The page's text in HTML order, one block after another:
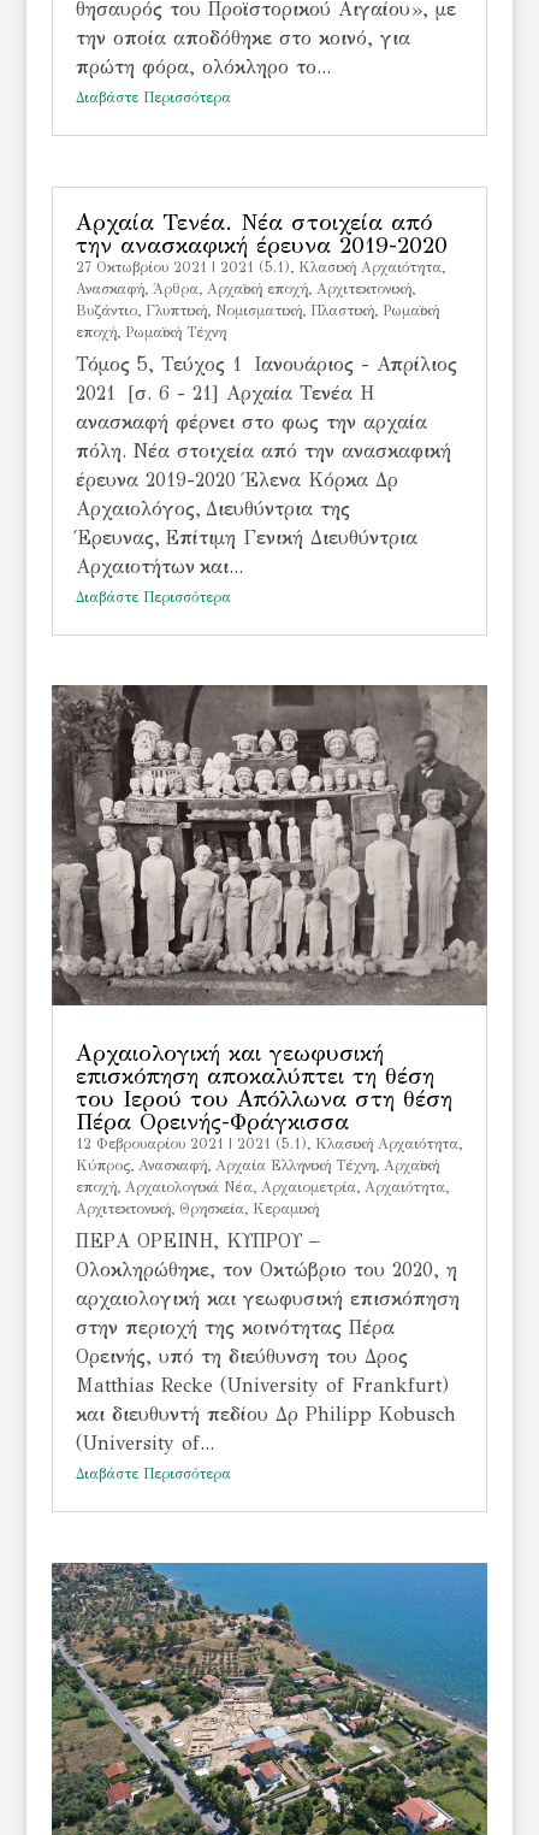
θησαυρός του Προϊστορικού Αιγαίου», με
την οποία αποδόθηκε στο κοινό, για
πρώτη φόρα, ολόκληρο το...
Διαβάστε Περισσότερα
Αρχαία Τενέα. Νέα στοιχεία από
την ανασκαφική έρευνα 2019-2020
27 Οκτωβρίου 2021 | 2021 (5.1) Kλασική Αρχαιότητα,
Ανασκαφή, Άρθρα, Αρχαϊκή εποχή, Αρχιτεκτονική,
Βυζάντιο, Γλυπτική, Νομισματική, Πλαστική, Ρωμαϊκή
εποχή, Ρωμαϊκή Τέχνη
Τόμος 5, Τεύχος 1 Ιανουάριος - Απρίλιος
2021 [σ. 6 - 21] Αρχαία Τενέα Η
ανασκαφή φέρνει στο φως την αρχαία
πόλη. Νέα στοιχεία από την ανασκαφική
έρευνα 2019-2020 Έλενα Κόρκα Δρ
Αρχαιολόγος, Διευθύντρια της
Έρευνας, Επίτιμη Γενική Διευθύντρια
Αρχαιοτήτων και...
Διαβάστε Περισσότερα
Αρχαιολογική και γεωφυσική
επισκόπηση αποκαλύπτει τη θέση
του Ιερού του Απόλλωνα στη θέση
Πέρα Ορεινής-Φράγκισσα
12 Φεβρουαρίου 2021 2021 (5.1), Kλασική Αρχαιότητα,
Kύπρος, Ανασκαφή, Αρχαία Ελληνική Τέχνη, Αρχαϊκή
εποχή, Αρχαιολογικά Νέα, Αρχαιομετρία, Αρχαιότητα,
Αρχιτεκτονική, Θρησκεία, Κεραμική
ΠΕΡΑ ΟΡΕΙΝΗ, ΚΥΠΡΟΥ –
Ολοκληρώθηκε, τον Οκτώβριο του 2020, η
αρχαιολογική και γεωφυσική επισκόπηση
στην περιοχή της κοινότητας Πέρα
Ορεινής, υπό τη διεύθυνση του Δρος
Matthias Recke (University of Frankfurt)
και διευθυντή πεδίου Δρ Philipp Kobusch
(University of...
Διαβάστε Περισσότερα